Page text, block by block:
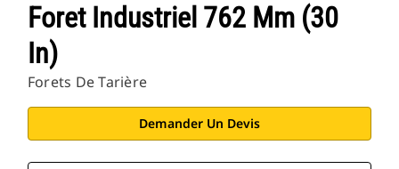
Foret Industriel 762 Mm (30
In)
Forets De Tarière
Demander Un Devis